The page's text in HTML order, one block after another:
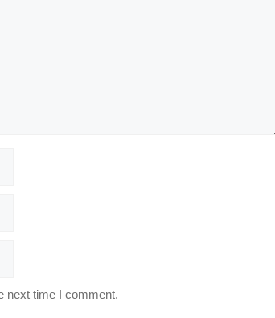
next time I comment.